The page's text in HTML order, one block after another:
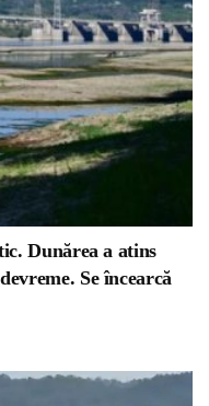
Dunărea a atins
Se încearcă